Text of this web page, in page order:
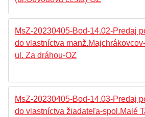
MsZ-20230405-Bod-14.02-Predaj
do vlastníctva
ul. Za dráhou-OZ
MsZ-20230405-Bod-14.03-Predaj
do vlastníctva žiadateľa-spol.Malé